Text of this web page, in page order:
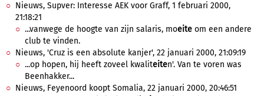
Nieuws, Supver: Interesse AEK voor Graff, 1 februari 2000,
21:18:21
...vanwege de hoogte van zijn salaris, moeite om een andere
club te vinden.
Nieuws, 'Cruz is een absolute kanjer', 22 januari 2000, 21:09:19
...op hopen, hij heeft zoveel kwaliteiten'. Van te voren was
Beenhakker...
Nieuws, Feyenoord koopt Somalia, 22 januari 2000, 20:46:51